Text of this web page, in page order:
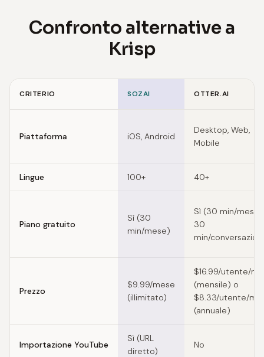
Confronto alternative a
Krisp
CRITERIO SOZAI OTTER.AI
Piattaforma iOS, Android
Desktop, Web,
Mobile
Lingue 100+ 40+
Piano gratuito
Sì (30
min/mese)
Sì (30 min/mese,
30
min/
Prezzo
$9.99/mese
(illimitato)
$16.99/utente/
(mensile) o
$8.33/utente/
(annuale)
Importazione YouTube
Sì (URL
diretto)
No